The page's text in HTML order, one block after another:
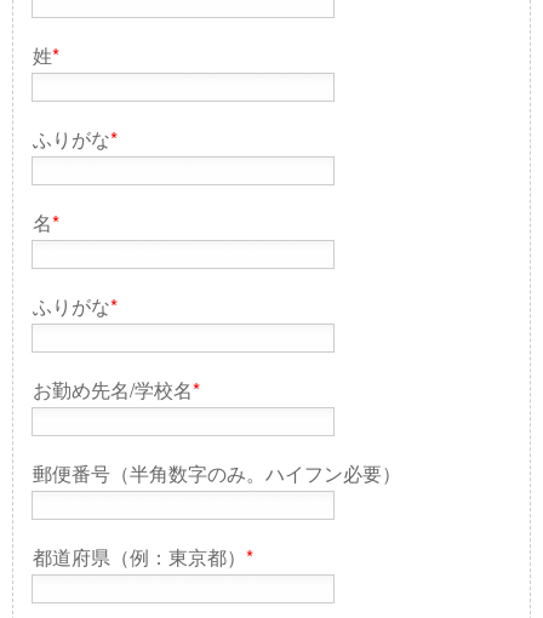
姓*
ふりがな*
名*
ふりがな*
お勤め先名/学校名*
郵便番号（半角数字のみ。ハイフン必要）
都道府県（例：東京都） *